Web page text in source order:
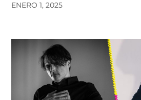
ENERO 1, 2025